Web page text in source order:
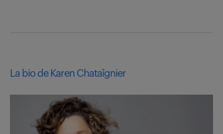
La bio de Karen Chataîgnier